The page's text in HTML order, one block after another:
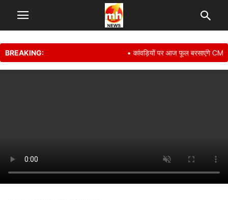
BREAKING: • कांवड़ियों पर आज फूल बरसाएंगे CM